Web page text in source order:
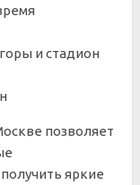
и стадион
позволяет
яркие